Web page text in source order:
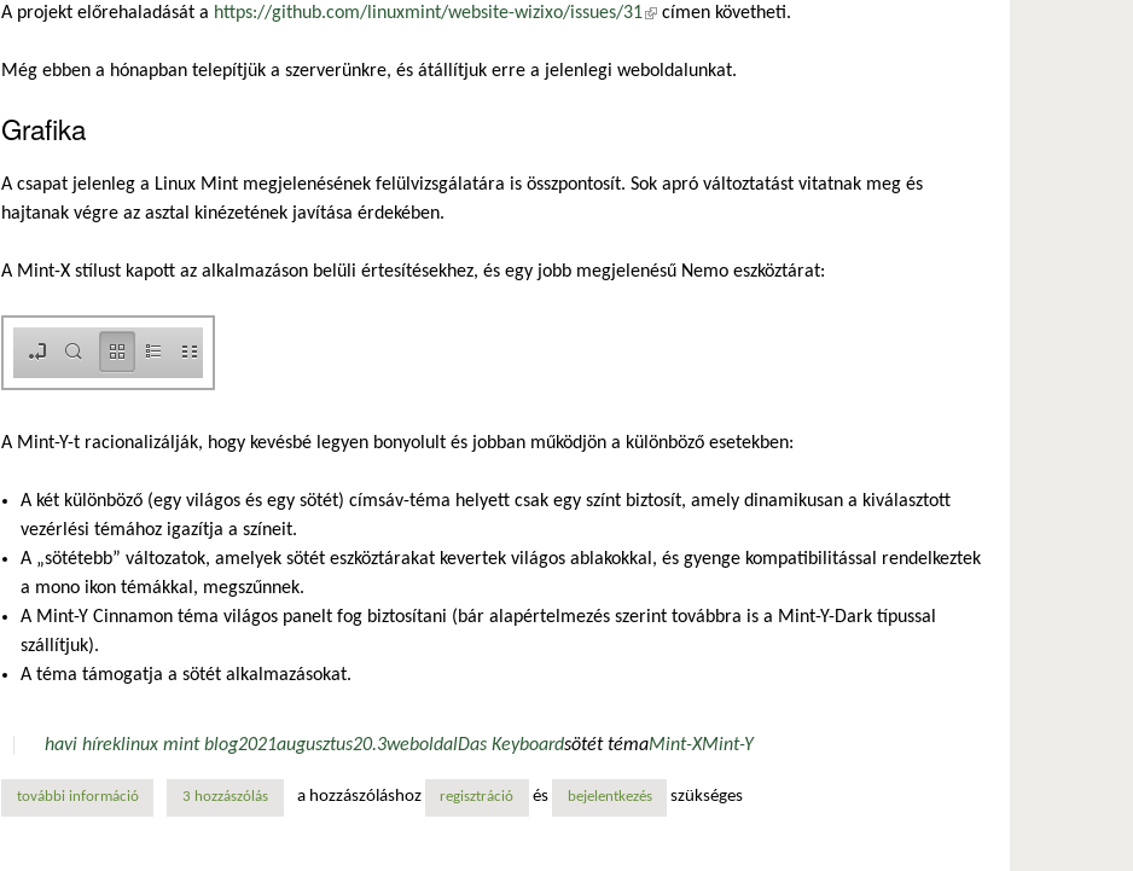
A projekt előrehaladását a https://github.com/linuxmint/website-wizixo/issues/31(külső hivatkozás)
címen követheti.
Még ebben a hónapban telepítjük a szerverünkre, és átállítjuk erre a jelenlegi weboldalunkat.
Grafika
A csapat jelenleg a Linux Mint megjelenésének felülvizsgálatára is összpontosít. Sok apró változtatást vitatnak meg és
hajtanak végre az asztal kinézetének javítása érdekében.
A Mint-X stílust kapott az alkalmazáson belüli értesítésekhez, és egy jobb megjelenésű Nemo eszköztárat:
A Mint-Y-t racionalizálják, hogy kevésbé legyen bonyolult és jobban működjön a különböző esetekben:
A két különböző (egy világos és egy sötét) címsáv-téma helyett csak egy színt biztosít, amely dinamikusan a kiválasztott
vezérlési témához igazítja a színeit.
A „sötétebb” változatok, amelyek sötét eszköztárakat kevertek világos ablakokkal, és gyenge kompatibilitással rendelkeztek
a mono ikon témákkal, megszűnnek.
A Mint-Y Cinnamon téma világos panelt fog biztosítani (bár alapértelmezés szerint továbbra is a Mint-Y-Dark típussal
szállítjuk).
A téma támogatja a sötét alkalmazásokat.
havi híreklinux mint blog2021augusztus20.3weboldalDas Keyboardsötét témaMint-XMint-Y
további információlinux mint blog havi hírek - 2021. augusztus tartalommal kapcsolatosan
3 hozzászólás a hozzászóláshoz regisztráció és bejelentkezés szükséges